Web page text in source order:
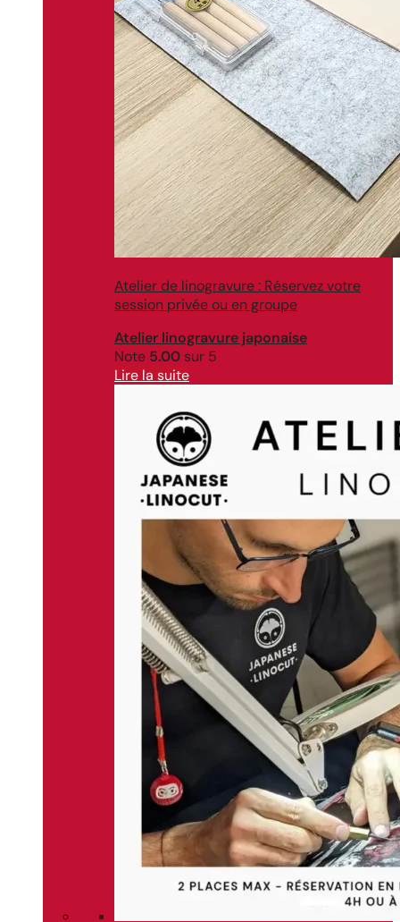
Atelier de linogravure : Réservez votre
session privée ou en groupe
Atelier linogravure japonaise
Note 5.00 sur 5
Lire la suite